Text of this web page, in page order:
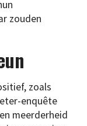
zouden
zoals
enquête
meerderheid